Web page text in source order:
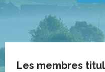
Les membres